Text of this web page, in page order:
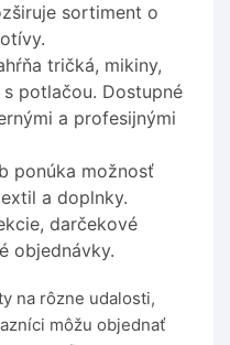
sortiment o
tričká, mikiny,
potlačou. Dostupné
a profesijnými
ponúka možnosť
a doplnky.
darčekové
objednávky.
na rôzne udalosti,
môžu objednať